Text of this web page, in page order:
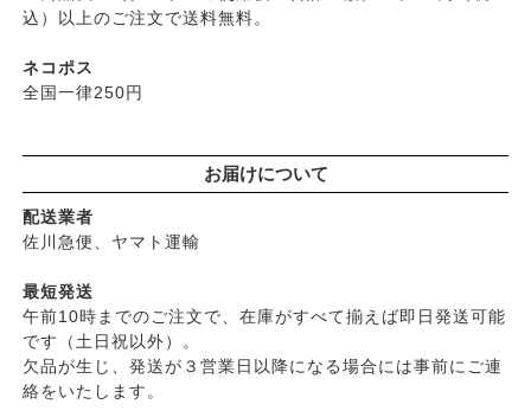
├石鹸シャンプー・リンス
├界面活性剤不使用シャンプー
├メイク
├クレンジンク
├ファンデーション
├肌質・お悩み別スキンケア
├乾燥肌・敏感
├ オイリー肌
├
毛穴の黒ずみ・角質・開き
├
ぺカルト
├ベビーマーク（シェルミラック）
├ロゴナ
├ビオカ
├マルカワ味噌
├ムソー
├渡部信一さんの無農薬豆
├がんこ本舗
├ナチュラムーン
込）以上のご注文で送料無料。
ネコポス
全国一律250円
お届けについて
配送業者
佐川急便、ヤマト運輸
最短発送
午前10時までのご注文で、在庫がすべて揃えば即日発送可能
です（土日祝以外）。
欠品が生じ、発送が３営業日以降になる場合には事前にご連
絡をいたします。